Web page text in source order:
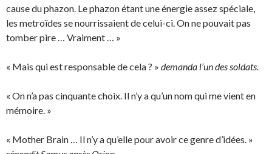
cause du phazon. Le phazon étant une énergie assez spéciale,
les metroïdes se nourrissaient de celui-ci. On ne pouvait pas
tomber pire … Vraiment … »
« Mais qui est responsable de cela ? » demanda l’un des soldats.
« On n’a pas cinquante choix. Il n’y a qu’un nom qui me vient en
mémoire. »
« Mother Brain … Il n’y a qu’elle pour avoir ce genre d’idées. »